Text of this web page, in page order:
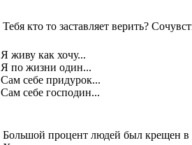
Тебя кто то заставляет верить?
Я живу как хочу...
Я по жизни один...
Сам себе придурок...
Сам себе господин...
Большой процент людей был крещен в